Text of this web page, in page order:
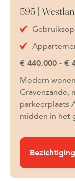
595 |
€ 440.000 - €
Modern
Gravenzande,
parkeerplaats
midden in het